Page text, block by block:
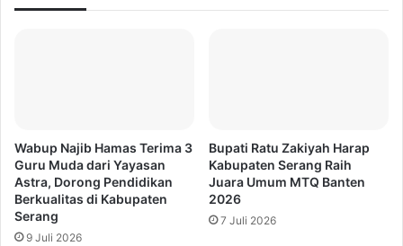
Wabup Najib Hamas Terima 3
Guru Muda dari Yayasan
Astra, Dorong Pendidikan
Berkualitas di Kabupaten
Serang
9 Juli 2026
Bupati Ratu Zakiyah Harap
Kabupaten Serang Raih
Juara Umum MTQ Banten
2026
7 Juli 2026